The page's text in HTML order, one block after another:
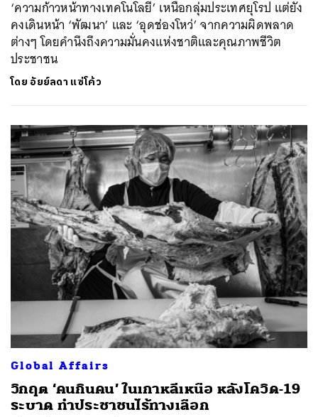
‘ความก้าวหน้าทางเทคโนโลยี’ เหนือกลุ่มประเทศยุโรป แต่ยัง
คงเดินหน้า ‘พัฒนา’ และ ‘อุดช่องโหว่’ จากความผิดพลาด
ต่างๆ โดยคำนึงถึงความมั่นคงแห่งชาติและคุณภาพชีวิต
ประชาชน
โดย อัยย์ลดา แซ่โค้ว
Global Affairs
วิกฤต ‘คนกินคน’ ในเกาหลีเหนือ หลังโควิด-19
ระบาด ทำประชาชนไร้ทางเลือก